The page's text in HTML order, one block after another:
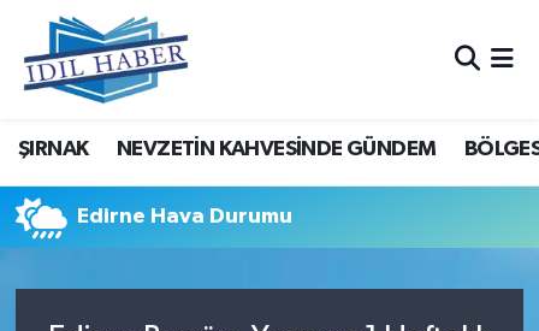
ŞIRNAK NEVZETİN KAHVESİNDE GÜNDEM
Edirne Hava Durumu
Nöbetçi Eczaneler
Hava Durumu
Trafik Durumu